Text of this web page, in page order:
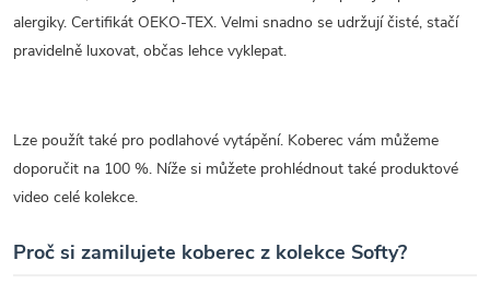
alergiky. Certifikát OEKO-TEX. Velmi snadno se udržují čisté, stačí
pravidelně luxovat, občas lehce vyklepat.
Lze použít také pro podlahové vytápění. Koberec vám můžeme
doporučit na 100 %. Níže si můžete prohlédnout také produktové
video celé kolekce.
Proč si zamilujete koberec z kolekce Softy?